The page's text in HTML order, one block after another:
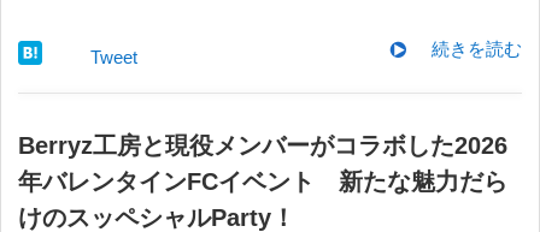
続きを読む
Tweet
Berryz工房と現役メンバーがコラボした2026
年バレンタインFCイベント 新たな魅力だら
けのスッペシャルParty！